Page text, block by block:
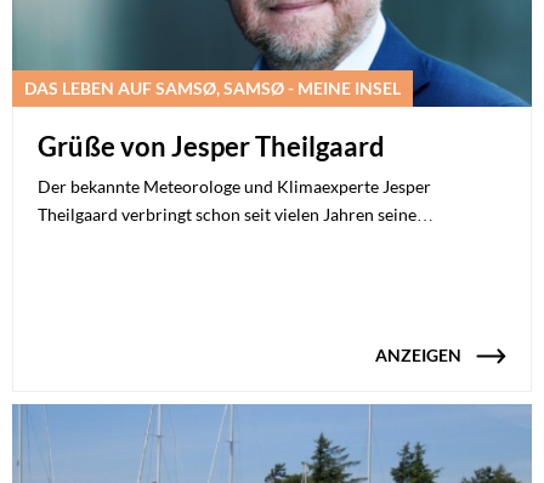
DAS LEBEN AUF SAMSØ, SAMSØ - MEINE INSEL
Grüße von Jesper Theilgaard
Der bekannte Meteorologe und Klimaexperte Jesper
Theilgaard verbringt schon seit vielen Jahren seine…
ANZEIGEN